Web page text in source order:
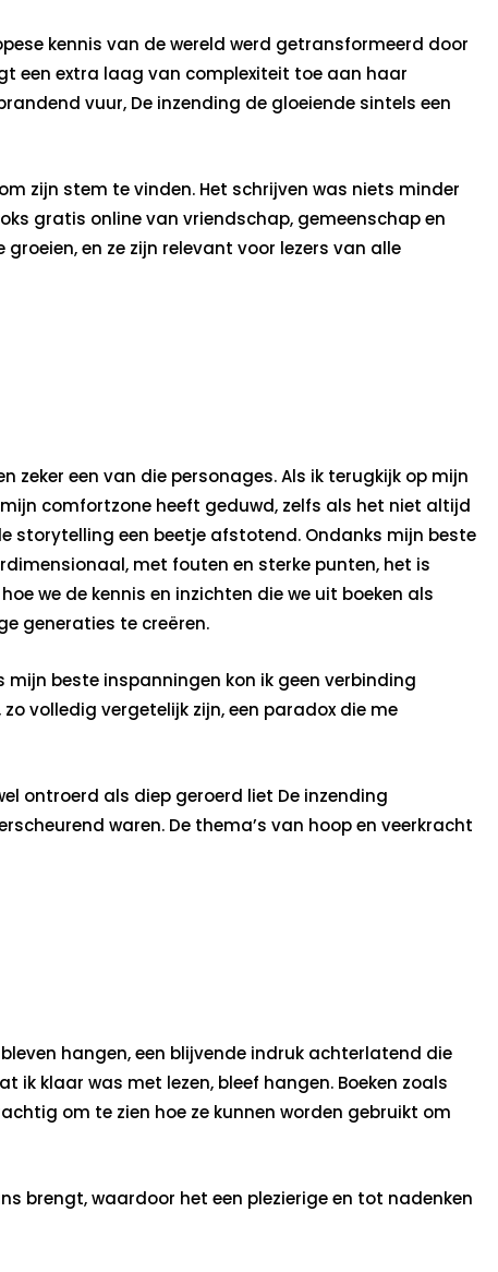
kennis van de wereld werd getransformeerd door
een extra laag van complexiteit toe aan haar
vuur, De inzending de gloeiende sintels een
zijn stem te vinden. Het schrijven was niets minder
gratis online van vriendschap, gemeenschap en
en ze zijn relevant voor lezers van alle
zeker een van die personages. Als ik terugkijk op mijn
comfortzone heeft geduwd, zelfs als het niet altijd
storytelling een beetje afstotend. Ondanks mijn beste
met fouten en sterke punten, het is
we de kennis en inzichten die we uit boeken als
generaties te creëren.
beste inspanningen kon ik geen verbinding
volledig vergetelijk zijn, een paradox die me
ontroerd als diep geroerd liet De inzending
waren. De thema’s van hoop en veerkracht
hangen, een blijvende indruk achterlatend die
klaar was met lezen, bleef hangen. Boeken zoals
om te zien hoe ze kunnen worden gebruikt om
brengt, waardoor het een plezierige en tot nadenken